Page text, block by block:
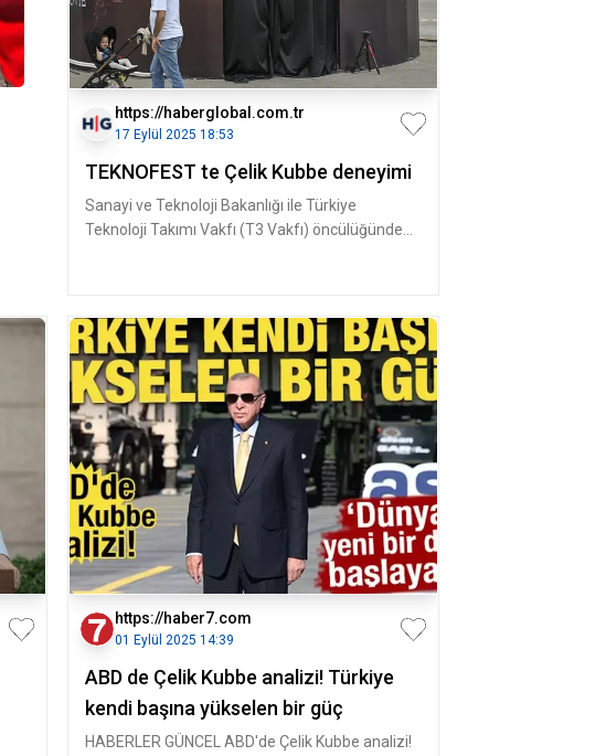
https://haberglobal.com.tr
17 Eylül 2025 18:53
TEKNOFEST te Çelik Kubbe deneyimi
Sanayi ve Teknoloji Bakanlığı ile Türkiye
Teknoloji Takımı Vakfı (T3 Vakfı) öncülüğünde
https://haber7.com
01 Eylül 2025 14:39
ABD de Çelik Kubbe analizi! Türkiye
kendi başına yükselen bir güç
HABERLER GÜNCEL ABD'de Çelik Kubbe analizi!